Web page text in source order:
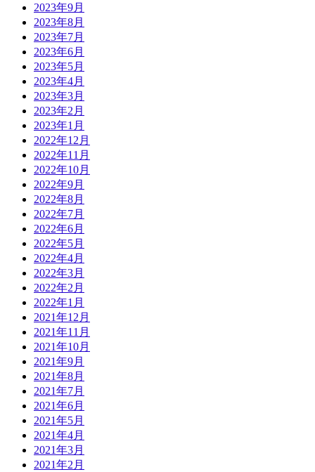
2023年9月
2023年8月
2023年7月
2023年6月
2023年5月
2023年4月
2023年3月
2023年2月
2023年1月
2022年12月
2022年11月
2022年10月
2022年9月
2022年8月
2022年7月
2022年6月
2022年5月
2022年4月
2022年3月
2022年2月
2022年1月
2021年12月
2021年11月
2021年10月
2021年9月
2021年8月
2021年7月
2021年6月
2021年5月
2021年4月
2021年3月
2021年2月